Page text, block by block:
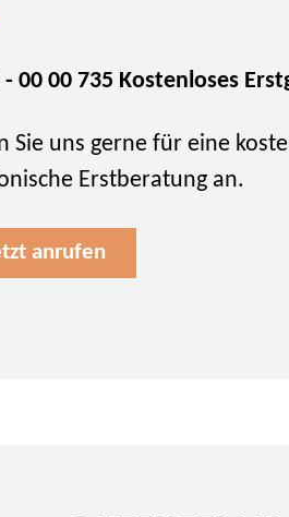
- 00 00 735 Kostenloses
Sie uns gerne für eine
Erstberatung an.
anrufen